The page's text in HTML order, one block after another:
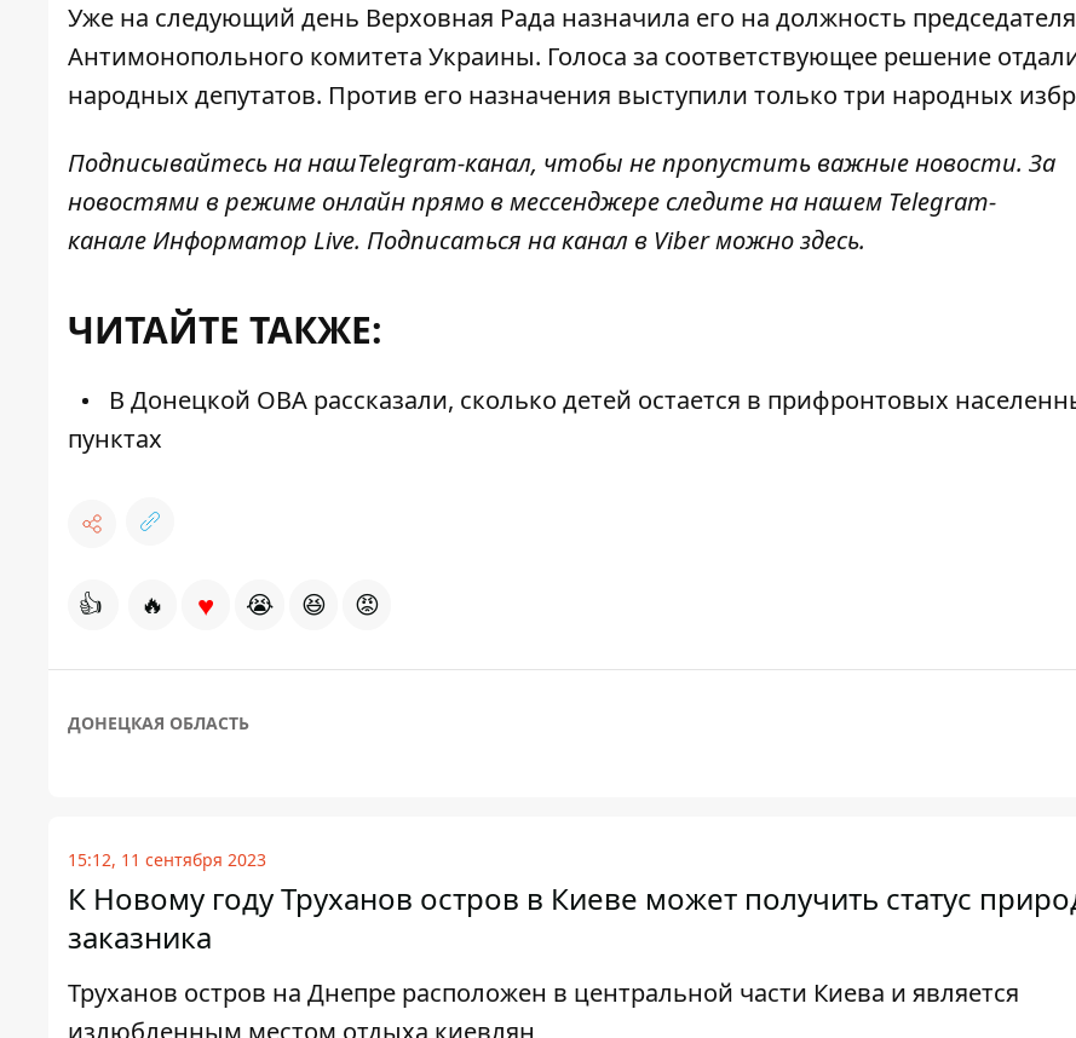
Уже на следующий день Верховная Рада назначила его на должность председателя
Антимонопольного комитета Украины. Голоса за соответствующее решение
народных депутатов. Против его назначения выступили только три народных
Подписывайтесь на нашTelegram-канал, чтобы не пропустить важные новости. За
новостями в режиме онлайн прямо в мессенджере следите на нашем Telegram-
канале Информатор Live. Подписаться на канал в Viber можноздесь.
ЧИТАЙТЕ ТАКЖЕ:
В Донецкой ОВА рассказали, сколько детей остается в прифронтовых
пунктах
👍 🔥 ♥ 😭 😆 😡
ДОНЕЦКАЯ ОБЛАСТЬ
15:12, 11 сентября 2023
К Новому году Труханов остров в Киеве может получить статус
заказника
Труханов остров на Днепре расположен в центральной части Киева и является